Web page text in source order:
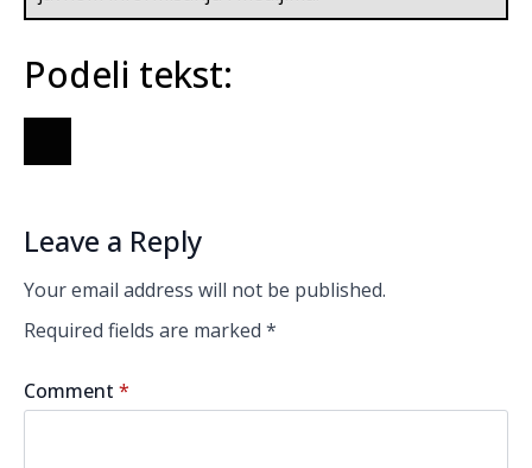
Podeli tekst:
Leave a Reply
Your email address will not be published.
Required fields are marked *
Comment *